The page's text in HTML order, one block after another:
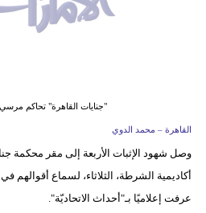
"جنايات القاهرة" تحاكم مرسي
القاهرة – محمد الدوي
وصل شهود الإثبات الأربعة إلى مقر محكمة
أكاديمية الشرطة، الثلاثاء، لسماع
عرفت إعلاميًا بـ"أحداث الاتحاديّة".